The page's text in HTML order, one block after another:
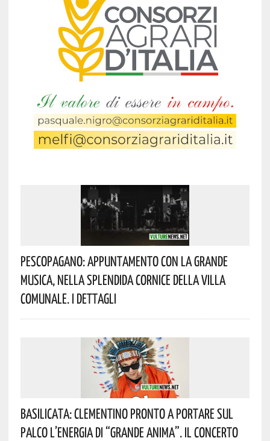
Pescopagano: Appuntamento Con La Grande
Musica, Nella Splendida Cornice Della Villa
Comunale. I Dettagli
Basilicata: Clementino Pronto A Portare Sul
Palco L’energia Di “Grande Anima”. Il Concerto